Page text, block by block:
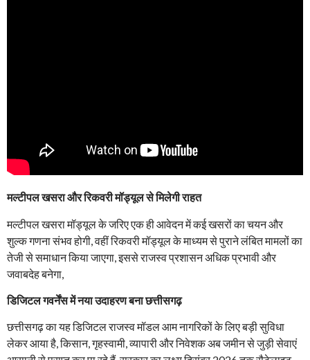
मल्टीपल खसरा और रिकवरी मॉड्यूल से मिलेगी राहत
मल्टीपल खसरा मॉड्यूल के जरिए एक ही आवेदन में कई खसरों का चयन और
शुल्क गणना संभव होगी, वहीं रिकवरी मॉड्यूल के माध्यम से पुराने लंबित मामलों का
तेजी से समाधान किया जाएगा, इससे राजस्व प्रशासन अधिक प्रभावी और
जवाबदेह बनेगा,
डिजिटल गवर्नेंस में नया उदाहरण बना छत्तीसगढ़
छत्तीसगढ़ का यह डिजिटल राजस्व मॉडल आम नागरिकों के लिए बड़ी सुविधा
लेकर आया है, किसान, गृहस्वामी, व्यापारी और निवेशक अब जमीन से जुड़ी सेवाएं